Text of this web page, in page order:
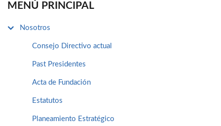
MENÚ PRINCIPAL
Nosotros
Consejo Directivo actual
Past Presidentes
Acta de Fundación
Estatutos
Planeamiento Estratégico